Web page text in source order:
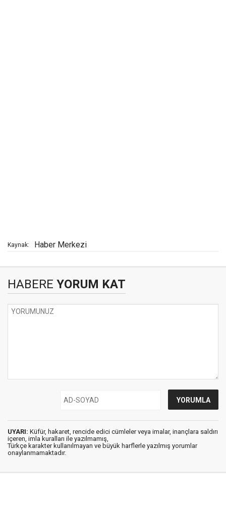
Kaynak: Haber Merkezi
HABERE YORUM KAT
UYARI: Küfür, hakaret, rencide edici cümleler veya imalar, inançlara saldırı
içeren, imla kuralları ile yazılmamış,
Türkçe karakter kullanılmayan ve büyük harflerle yazılmış yorumlar
onaylanmamaktadır.